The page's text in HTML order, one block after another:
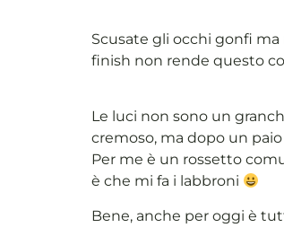
Scusate gli occhi gonfi ma
finish non rende questo
Le luci non sono un
cremoso, ma dopo un
Per me è un rossetto
è che mi fa i labbroni
Bene, anche per oggi è